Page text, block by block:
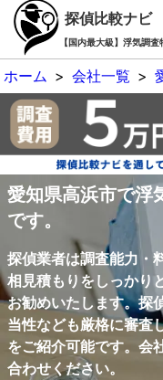
探偵比較ナビ
【国内最大級】浮気調
ホーム > 会社一覧 >
愛知県高浜市で浮
です。
探偵業者は調査能力・
相見積もりをしっかり
お勧めいたします。探
当性なども厳格に審査
をご紹介可能です。会
合わせください。